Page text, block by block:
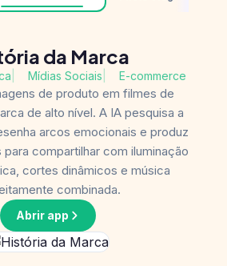
Vlog
| Lifestyle | Memórias
e veja-as se transformar em um
30-60 segundos. A IA analisa
movimentos de câmera,
narrativo e adiciona a música de
fundo perfeita.
Abrir app
Explorar Mais